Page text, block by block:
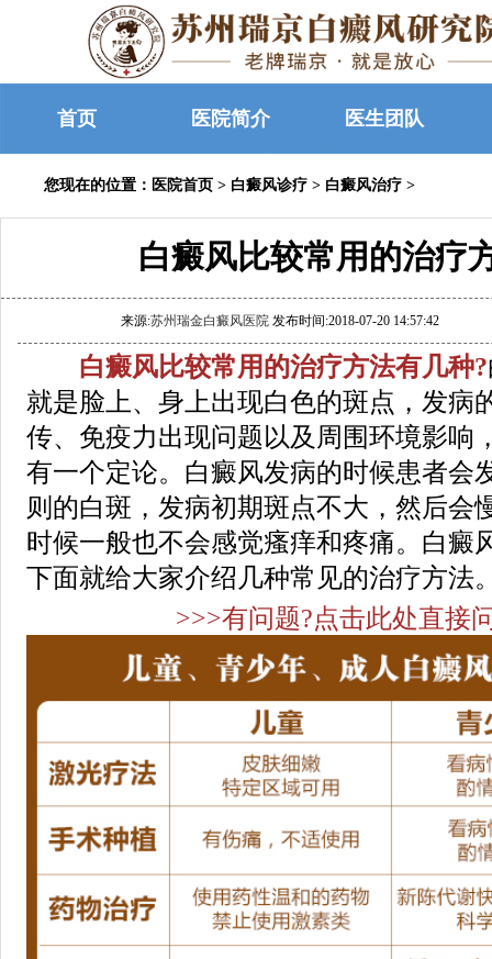
首页 医院简介 医生团队
您现在的位置： 医院首页 > 白癜风诊疗 > 白癜风治疗 >
白癜风比较常用的治疗
来源:苏州瑞金白癜风医院 发布时间:2018-07-20 14:57:42
白癜风比较常用的治疗方法有几种?
就是脸上、身上出现白色的斑点，发病
传、免疫力出现问题以及周围环境影响
有一个定论。白癜风发病的时候患者会
则的白斑，发病初期斑点不大，然后会
时候一般也不会感觉瘙痒和疼痛。白癜
下面就给大家介绍几种常见的治疗方法
>>>有问题?点击此处直接